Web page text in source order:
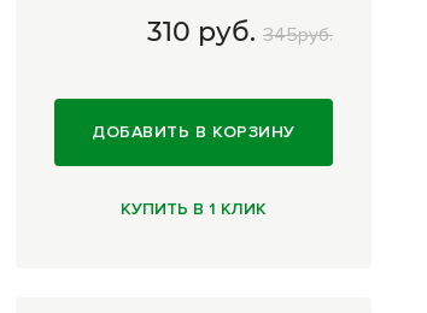
310 руб. 345руб.
ДОБАВИТЬ В КОРЗИНУ
КУПИТЬ В 1 КЛИК